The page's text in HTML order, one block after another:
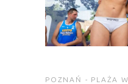
POZNAŃ - PLAŻA